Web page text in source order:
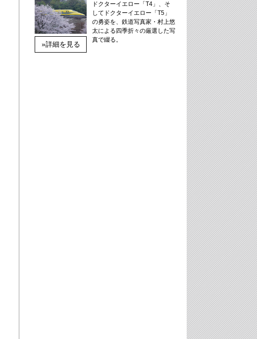
»詳細を見る
ドクターイエロー「T4」、そ
してドクターイエロー「T5」
の勇姿を、鉄道写真家・村上悠
太による四季折々の厳選した写
真で綴る。